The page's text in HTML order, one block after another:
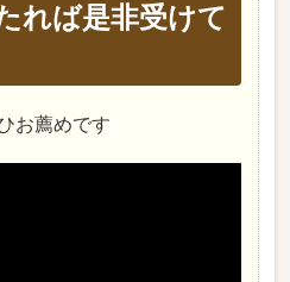
れば是非受けて
お薦めです